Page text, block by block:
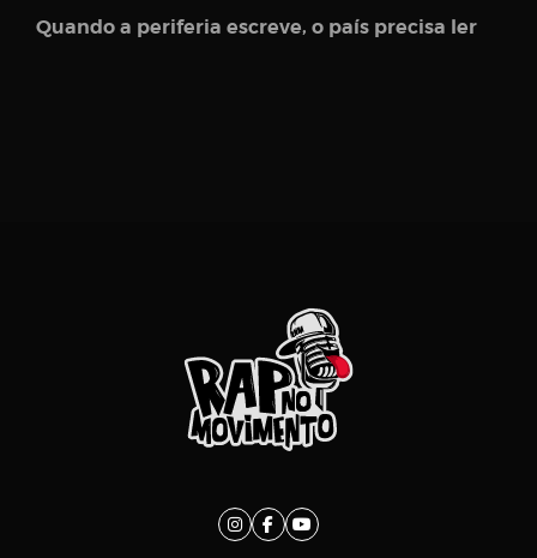
Quando a periferia escreve, o país precisa ler